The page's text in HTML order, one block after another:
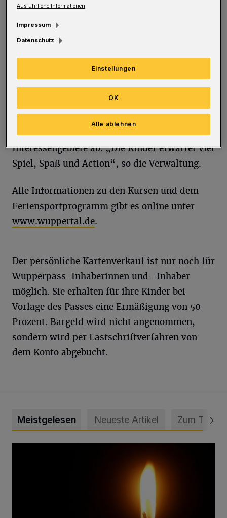
D as Programm bietet Kindern und
Jugendlichen im Alter von sechs bis 18
Jahre die Möglichkeit einer aktiven
Freizeitbeschäftigung. Es reicht von Aikido
und Ju-Jutsu über Tanzen bis zu Schach und
Trampolin und deckt zahlreiche
Interessengebiete ab. „Die Kinder erwartet viel
Spiel, Spaß und Action“, so die Verwaltung.
Alle Informationen zu den Kursen und dem
Feriensportprogramm gibt es online unter
www.wuppertal.de.
Der persönliche Kartenverkauf ist nur noch für
Wupperpass-Inhaberinnen und -Inhaber
möglich. Sie erhalten für ihre Kinder bei
Vorlage des Passes eine Ermäßigung von 50
Prozent. Bargeld wird nicht angenommen,
sondern wird per Lastschriftverfahren von
dem Konto abgebucht.
Meistgelesen Neueste Artikel Zum Thema
Ausführliche Informationen
Impressum
Datenschutz
Einstellungen
Alle ablehnen
OK